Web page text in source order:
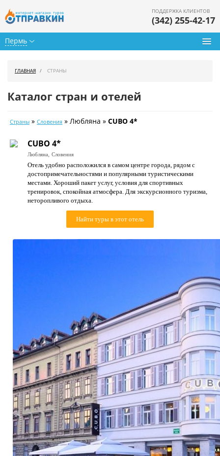
Пермь
ПОДДЕРЖКА КЛИЕНТОВ
(342) 255-42-17
Календарь туров
Цены дня
Страны
Как купить
ГЛАВНАЯ СТРАНЫ
Каталог стран и отелей
Страны » Словения » Любляна » CUBO 4*
CUBO 4*
Любляна, Словения
Отель удобно расположился в самом центре города, рядом с
достопримечательностями и популярными туристическими
местами. Хороший пакет услуг, условия для спортивных
тренировок, спокойная атмосфера. Для экскурсионного туризма,
неторопливого отдыха.
Найти туры в этот отель